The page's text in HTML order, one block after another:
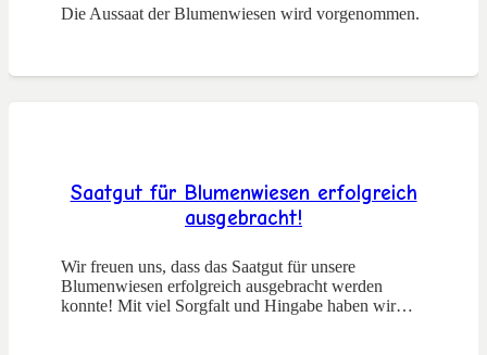
Die Aussaat der Blumenwiesen wird vorgenommen.
Saatgut für Blumenwiesen erfolgreich
ausgebracht!
Wir freuen uns, dass das Saatgut für unsere
Blumenwiesen erfolgreich ausgebracht werden
konnte! Mit viel Sorgfalt und Hingabe haben wir…